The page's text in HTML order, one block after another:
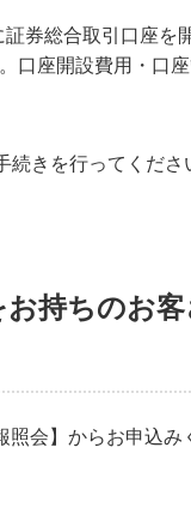
券総合取引口座
口座開設費用・口座
きを行ってくださ
持ちのお
会】からお申込